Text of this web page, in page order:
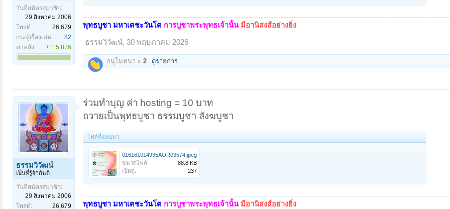
วันที่สมัครสมาชิก:
29 สิงหาคม 2006
โพสต์:
26,679
กระทู้เรื่องเด่น:
82
ค่าพลัง:
+115,876
พุทธบูชา มหาเตชะวันโต การบูชาพระพุทธเจ้านั้น มีอานิสงส์อย่างยิ่ง
ธรรมวิวัฒน์, 30 พฤษภาคม 2026
อนุโมทนา x 2 ดูรายการ
ธรรมวิวัฒน์
เป็นที่รู้จักกันดี
วันที่สมัครสมาชิก:
29 สิงหาคม 2006
โพสต์:
26,679
ร่วมทำบุญ ค่า hosting = 10 บาท
ถวายเป็นพุทธบูชา ธรรมบูชา สังฆบูชา
ไฟล์ที่แนบมา:
016161014935AOR03574.jpeg
ขนาดไฟล์:
88.8 KB
เปิดดู:
237
พุทธบูชา มหาเตชะวันโต การบูชาพระพุทธเจ้านั้น มีอานิสงส์อย่างยิ่ง